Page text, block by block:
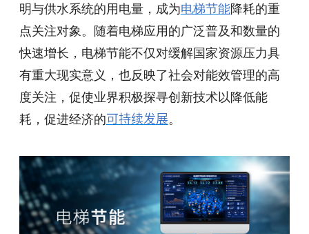
明与供水系统的用电量，成为电梯节能降耗的重
点关注对象。随着电梯应用的广泛普及和数量的
快速增长， 电梯节能不仅对缓解国家资源压力具
有重大现实意义，也反映了社会对能效管理的高
度关注，促使业界积极探寻创新技术以降低能
耗，促进经济的可持续发展。